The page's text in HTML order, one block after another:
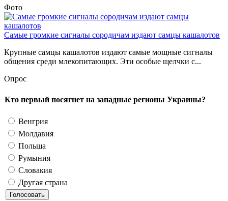
Фото
Самые громкие сигналы сородичам издают самцы кашалотов
Крупные самцы кашалотов издают самые мощные сигналы
общения среди млекопитающих. Эти особые щелчки с...
Опрос
Кто первый посягнет на западные регионы Украины?
Венгрия
Молдавия
Польша
Румыния
Словакия
Другая страна